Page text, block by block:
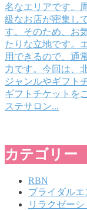
名なエリアです。
級なお店が密集し
す。そのため、お
たりな立地です。
用できるので、通
力です。今回は、
ジャンルやギフト
ギフトチケットを
ステサロン...
カテゴリー
RBN
ブライダルエ
リラクゼー